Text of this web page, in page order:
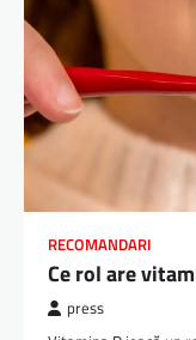
RECOMANDARI
Ce rol are
press